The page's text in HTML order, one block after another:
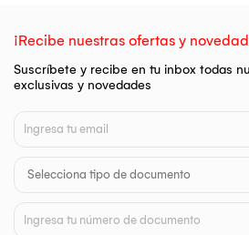
¡Recibe nuestras ofertas y
Suscríbete y recibe en tu inbox todas
exclusivas y novedades